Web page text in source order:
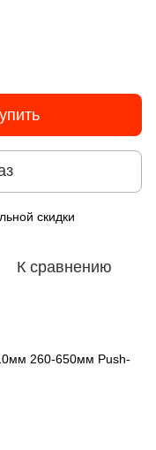
скидки
К сравнению
260-650мм Push-